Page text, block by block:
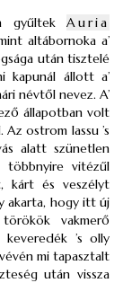
gyűltek Auria
altábornoka a’
után tisztelé
kapunál állott a’
névtől nevez. A’
állapotban volt
ostrom lassu ’s
alatt szünetlen
többnyire vitézűl
kárt és veszélyt
akarta, hogy itt új
vakmerő
’s olly
mi tapasztalt
után vissza